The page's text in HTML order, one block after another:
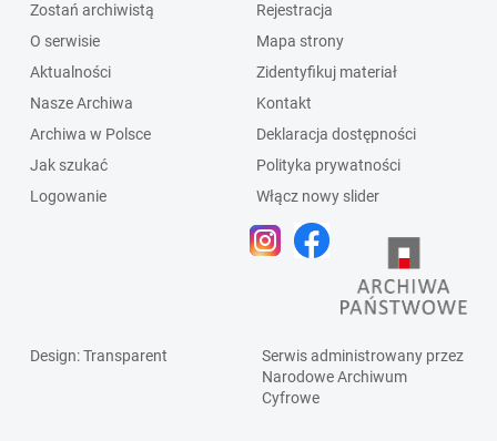
Zostań archiwistą
O serwisie
Aktualności
Nasze Archiwa
Archiwa w Polsce
Jak szukać
Logowanie
Rejestracja
Mapa strony
Zidentyfikuj materiał
Kontakt
Deklaracja dostępności
Polityka prywatności
Włącz nowy slider
Design: Transparent
Serwis administrowany przez
Narodowe Archiwum
Cyfrowe